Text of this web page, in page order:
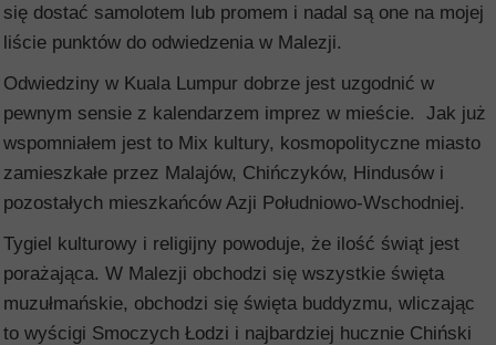
się dostać samolotem lub promem i nadal są one na mojej
liście punktów do odwiedzenia w Malezji.
Odwiedziny w Kuala Lumpur dobrze jest uzgodnić w
pewnym sensie z kalendarzem imprez w mieście. Jak już
wspomniałem jest to Mix kultury, kosmopolityczne miasto
zamieszkałe przez Malajów, Chińczyków, Hindusów i
pozostałych mieszkańców Azji Południowo-Wschodniej.
Tygiel kulturowy i religijny powoduje, że ilość świąt jest
porażająca. W Malezji obchodzi się wszystkie święta
muzułmańskie, obchodzi się święta buddyzmu, wliczając
to wyścigi Smoczych Łodzi i najbardziej hucznie Chiński